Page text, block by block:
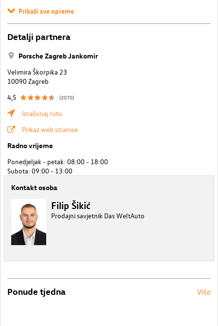
Prikaži sve opreme
Detalji partnera
Porsche Zagreb Jankomir
Velimira Škorpika 23
10090 Zagreb
4,5
(2070)
Izračunaj rutu
Prikaz web stranice
Radno vrijeme
Ponedjeljak - petak: 08:00 - 18:00
Subota: 09:00 - 13:00
Kontakt osoba
Filip Šikić
Prodajni savjetnik Das WeltAuto
Ponude tjedna Više